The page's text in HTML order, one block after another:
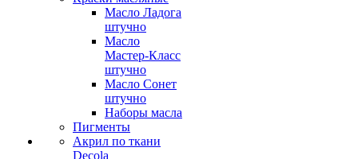
Масло Ладога
штучно
Масло
Мастер-Класс
штучно
Масло Сонет
штучно
Наборы масла
Пигменты
Акрил по ткани
Decola